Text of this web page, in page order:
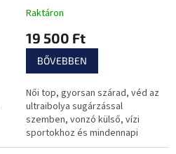
Raktáron
19 500 Ft
BŐVEBBEN
Női top, gyorsan szárad, véd az
ultraibolya sugárzással
szemben, vonzó külső, vízi
sportokhoz és mindennapi
használatra.